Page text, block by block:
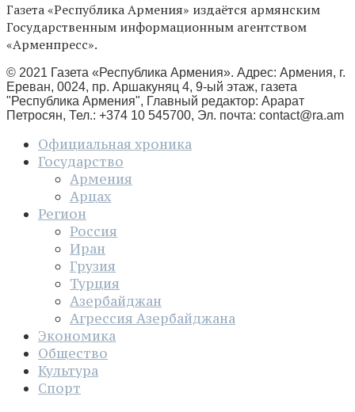
Газета «Республика Армения» издаётся армянским
Государственным информационным агентством
«Арменпресс».
© 2021 Газета «Республика Армения». Адрес: Армения, г.
Ереван, 0024, пр. Аршакуняц 4, 9-ый этаж, газета
"Республика Армения", Главный редактор: Арарат
Петросян, Тел.: +374 10 545700, Эл. почта: contact@ra.am
Официальная хроника
Государство
Армения
Арцах
Регион
Россия
Иран
Грузия
Турция
Азербайджан
Агрессия Азербайджана
Экономика
Общество
Культура
Спорт